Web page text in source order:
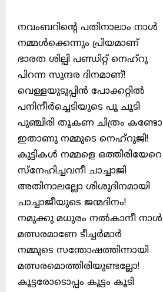
നവംബറിൻ്റെ പതിനാലാം നാൾ
നമ്മൾക്കെന്നും പ്രിയമാണ്
ഭാരത ശില്പി പണ്ഡിറ്റ് നെഹ്‌റു
പിറന്ന സുന്ദര ദിനമാണ്!
വെള്ളയുടുപ്പിൻ പോക്കറ്റിൽ
പനിനീർച്ചെടിയുടെ പൂ ചൂടി
പുഞ്ചിരി തൂകണ ചിത്രം കണ്ടോ
ഇതാണു നമ്മുടെ നെഹ്‌റുജി!
കുട്ടികൾ നമ്മളെ ഒത്തിരിയേറെ
സ്നേഹിച്ചവനീ ചാച്ചാജി
അതിനാലല്ലോ ശിശുദിനമായി
ചാച്ചാജീയുടെ ജന്മദിനം!
നമുക്കു മധുരം നൽകാനീ നാൾ
മത്സരമാണേ ടീച്ചർമാർ
നമ്മുടെ സന്തോഷത്തിന്നായി
മത്സരമൊത്തിരിയുണ്ടല്ലോ!
കൂട്ടരോടൊപ്പം കൂട്ടം കൂടി